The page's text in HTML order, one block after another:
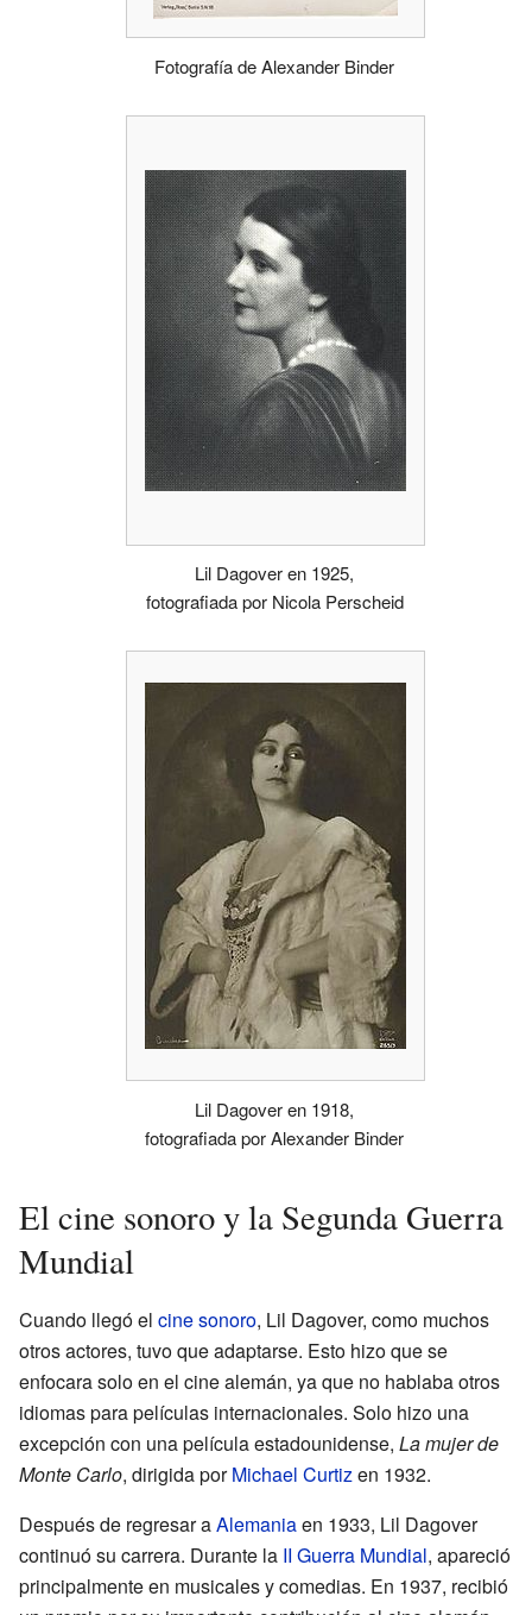
Fotografía de Alexander Binder
Lil Dagover en 1925,
fotografiada por Nicola Perscheid
Lil Dagover en 1918,
fotografiada por Alexander Binder
El cine sonoro y la Segunda Guerra
Mundial
Cuando llegó el cine sonoro, Lil Dagover, como muchos
otros actores, tuvo que adaptarse. Esto hizo que se
enfocara solo en el cine alemán, ya que no hablaba otros
idiomas para películas internacionales. Solo hizo una
excepción con una película estadounidense, La mujer de
Monte Carlo, dirigida porMichael Curtizen 1932.
Después de regresar aAlemaniaen 1933, Lil Dagover
continuó su carrera. Durante la II Guerra Mundial, apareció
principalmente en musicales y comedias. En 1937, recibió